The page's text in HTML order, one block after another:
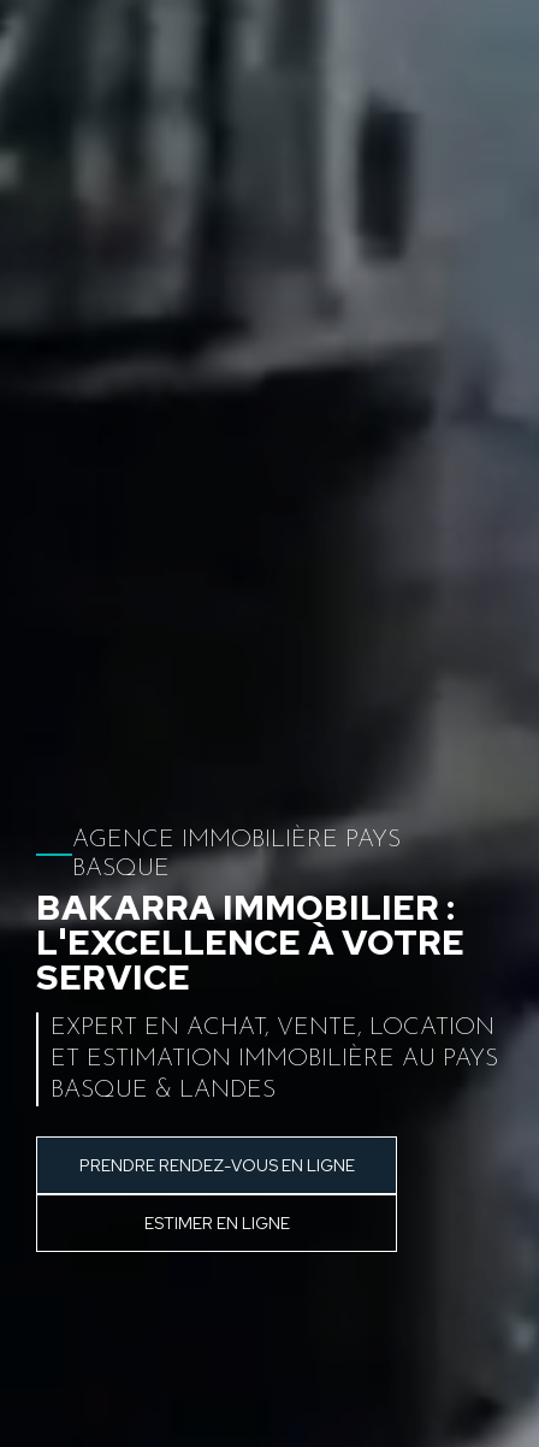
AGENCE IMMOBILIÈRE PAYS
BASQUE
BAKARRA IMMOBILIER :
L'EXCELLENCE À VOTRE
SERVICE
EXPERT EN ACHAT, VENTE, LOCATION
ET ESTIMATION IMMOBILIÈRE AU PAYS
BASQUE & LANDES
PRENDRE RENDEZ-VOUS EN LIGNE
ESTIMER EN LIGNE